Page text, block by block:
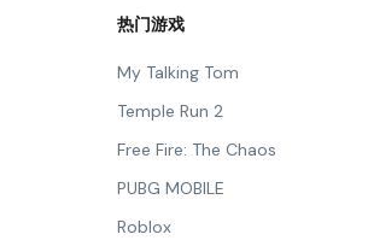
热门游戏
My Talking Tom
Temple Run 2
Free Fire: The Chaos
PUBG MOBILE
Roblox